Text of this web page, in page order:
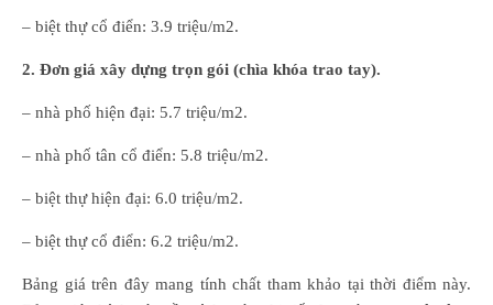
– biệt thự cổ điển: 3.9 triệu/m2.
2. Đơn giá xây dựng trọn gói (chìa khóa trao tay).
– nhà phố hiện đại: 5.7 triệu/m2.
– nhà phố tân cổ điển: 5.8 triệu/m2.
– biệt thự hiện đại: 6.0 triệu/m2.
– biệt thự cổ điển: 6.2 triệu/m2.
Bảng giá trên đây mang tính chất tham khảo tại thời điểm này.